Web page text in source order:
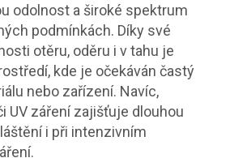
odolnost a široké spektrum
podmínkách. Díky své
otěru, oděru i v tahu je
kde je očekáván častý
nebo zařízení. Navíc,
UV záření zajišťuje dlouhou
i při intenzivním